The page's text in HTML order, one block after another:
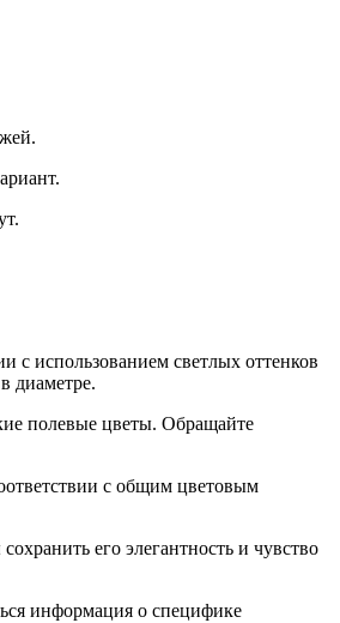
использованием светлых оттенков
диаметре.
полевые цветы. Обращайте
с общим цветовым
его элегантность и чувство
информация о специфике